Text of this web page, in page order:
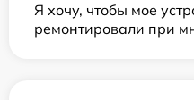
Я хочу, чтобы мое
ремонтировали при